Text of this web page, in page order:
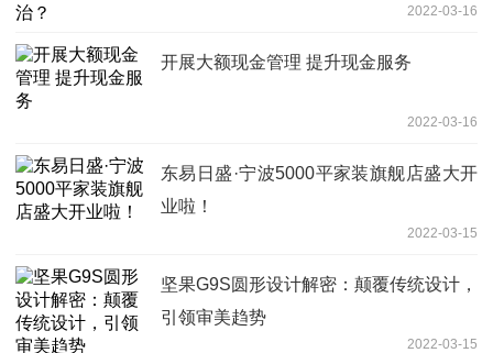
2022-03-16
开展大额现金管理 提升现金服务
2022-03-16
东易日盛·宁波5000平家装旗舰店盛大开
业啦！
2022-03-15
坚果G9S圆形设计解密：颠覆传统设计，
引领审美趋势
2022-03-15